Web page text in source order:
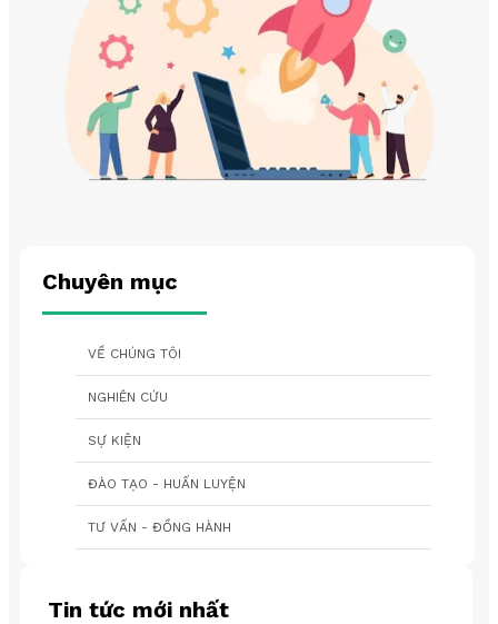
Tin tức mới nhất
VỀ CHÚNG TÔI
NGHIÊN CỨU
SỰ KIỆN
ĐÀO TẠO - HUẤN LUYỆN
TƯ VẤN - ĐỒNG HÀNH
Chuyên mục